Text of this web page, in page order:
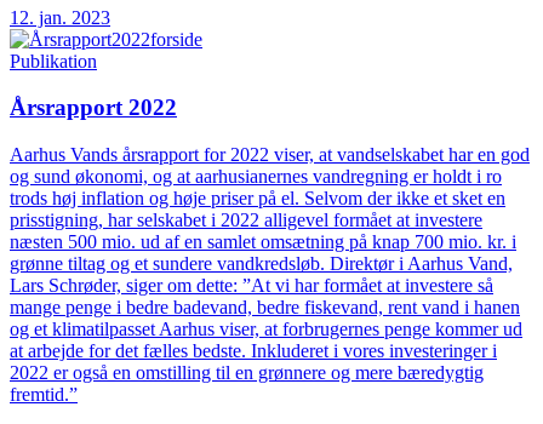
12. jan. 2023
Publikation
Årsrapport 2022
Aarhus Vands årsrapport for 2022 viser, at vandselskabet har en god
og sund økonomi, og at aarhusianernes vandregning er holdt i ro
trods høj inflation og høje priser på el. Selvom der ikke et sket en
prisstigning, har selskabet i 2022 alligevel formået at investere
næsten 500 mio. ud af en samlet omsætning på knap 700 mio. kr. i
grønne tiltag og et sundere vandkredsløb. Direktør i Aarhus Vand,
Lars Schrøder, siger om dette: ”At vi har formået at investere så
mange penge i bedre badevand, bedre fiskevand, rent vand i hanen
og et klimatilpasset Aarhus viser, at forbrugernes penge kommer ud
at arbejde for det fælles bedste. Inkluderet i vores investeringer i
2022 er også en omstilling til en grønnere og mere bæredygtig
fremtid.”